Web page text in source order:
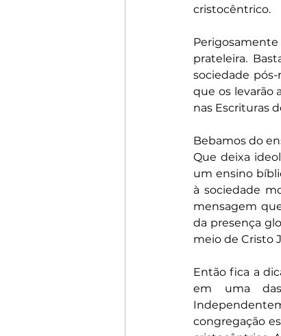
cristocêntrico.
prateleira.
sociedade
que os levarão
nas Escrituras
Bebamos do
Que deixa
um ensino
à sociedade
mensagem
da presença
meio de Cristo
Então fica a
em uma das
congregação